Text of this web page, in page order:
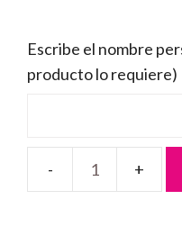
Escribe el nombre
producto lo requiere)